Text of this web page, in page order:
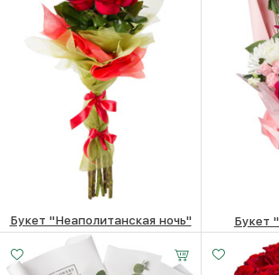
Букет "Неаполитанская ночь"
2160₽
Букет